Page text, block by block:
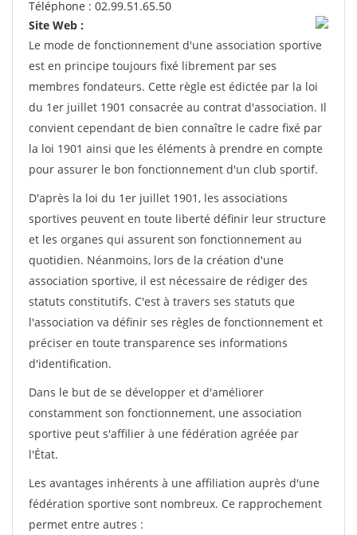
Téléphone : 02.99.51.65.50
Site Web :
Le mode de fonctionnement d'une association sportive
est en principe toujours fixé librement par ses
membres fondateurs. Cette règle est édictée par la loi
du 1er juillet 1901 consacrée au contrat d'association. Il
convient cependant de bien connaître le cadre fixé par
la loi 1901 ainsi que les éléments à prendre en compte
pour assurer le bon fonctionnement d'un club sportif.
D'après la loi du 1er juillet 1901, les associations
sportives peuvent en toute liberté définir leur structure
et les organes qui assurent son fonctionnement au
quotidien. Néanmoins, lors de la création d'une
association sportive, il est nécessaire de rédiger des
statuts constitutifs. C'est à travers ses statuts que
l'association va définir ses règles de fonctionnement et
préciser en toute transparence ses informations
d'identification.
Dans le but de se développer et d'améliorer
constamment son fonctionnement, une association
sportive peut s'affilier à une fédération agréée par
l'État.
Les avantages inhérents à une affiliation auprès d'une
fédération sportive sont nombreux. Ce rapprochement
permet entre autres :